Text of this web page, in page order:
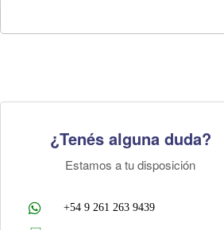
¿Tenés alguna duda?
Estamos a tu disposición
+54 9 261 263 9439